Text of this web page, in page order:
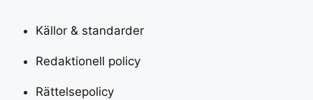
Källor & standarder
Redaktionell policy
Rättelsepolicy